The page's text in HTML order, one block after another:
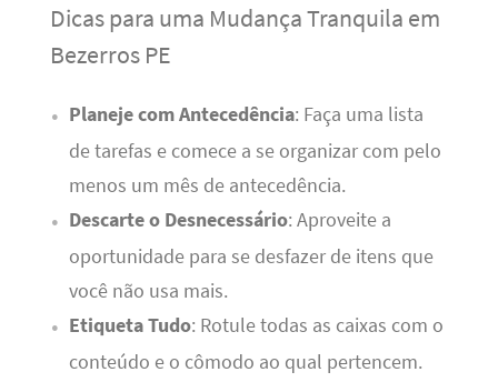
Dicas para uma Mudança Tranquila em
Bezerros PE
Planeje com Antecedência: Faça uma lista
de tarefas e comece a se organizar com pelo
menos um mês de antecedência.
Descarte o Desnecessário: Aproveite a
oportunidade para se desfazer de itens que
você não usa mais.
Etiqueta Tudo: Rotule todas as caixas com o
conteúdo e o cômodo ao qual pertencem.